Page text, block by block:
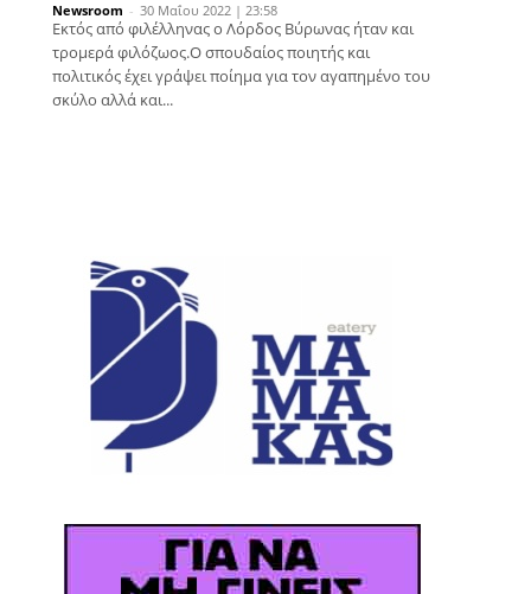
Newsroom - 30 Μαΐου 2022 | 23:58
Εκτός από φιλέλληνας ο Λόρδος Βύρωνας ήταν και
τρομερά φιλόζωος.Ο σπουδαίος ποιητής και
πολιτικός έχει γράψει ποίημα για τον αγαπημένο του
σκύλο αλλά και...